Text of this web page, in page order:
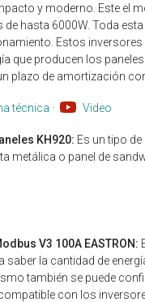
y moderno. Este el
de hasta 6000W. Toda
Estos
que producen los
plazo de amortización
técnica · Video
KH920: Es un tipo
metálica o panel de
V3 100A EASTRON:
la cantidad de
también se puede
con los